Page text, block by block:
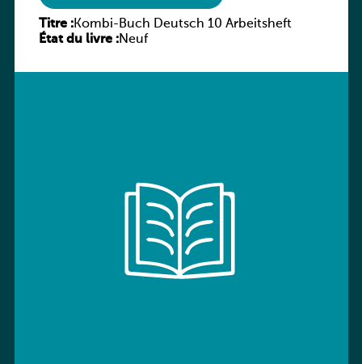
Titre :Kombi-Buch Deutsch 10 Arbeitsheft
État du livre :Neuf